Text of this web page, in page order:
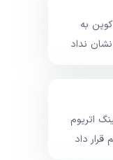
به
اتریوم
داد